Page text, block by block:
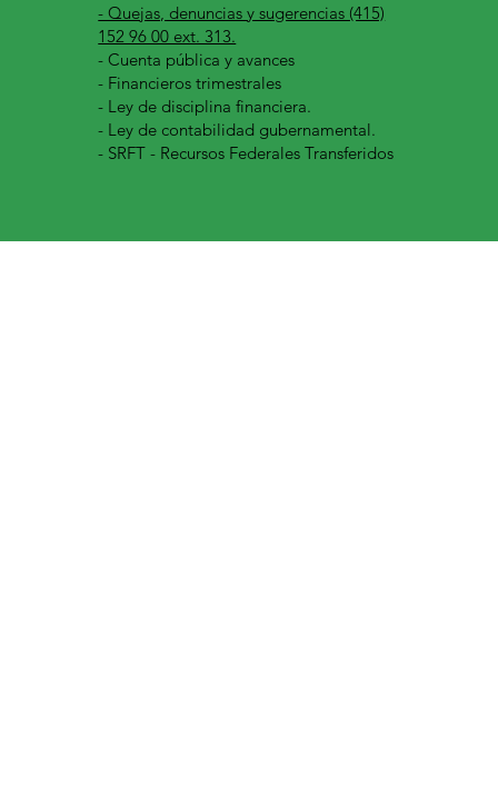
- Quejas, denuncias y sugerencias (415)
152 96 00 ext. 313.
-Cuenta pública y avances
- Financieros trimestrales
- Ley de disciplina financiera.
- Ley de contabilidad gubernamental.
- SRFT - Recursos Federales Transferidos